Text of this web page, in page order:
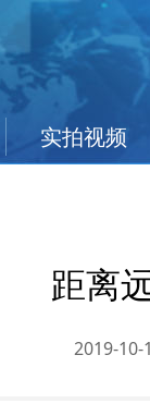
实拍视频
距离
2019-10-